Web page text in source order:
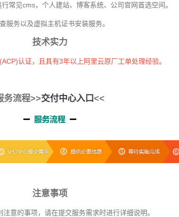
常见cms，个人建站、博客系统、公司官网首选空间。
服务以及虚拟主机证书安装服务。
技术实力
认证，且具有3年以上阿里云原厂工单处理经验。
务流程>>交付中心入口<<
注意事项
意的事项，请在提交服务需求时进行详细说明。